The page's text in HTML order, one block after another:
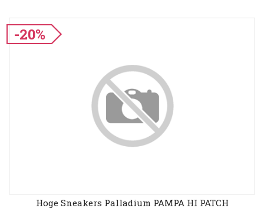
-20%
Hoge Sneakers Palladium PAMPA HI PATCH